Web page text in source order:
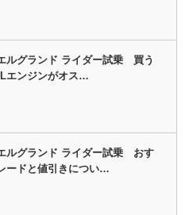
ルグランド ライダー試乗 買う
エンジンがオス…
ルグランド ライダー試乗 おす
ードと値引きについ…